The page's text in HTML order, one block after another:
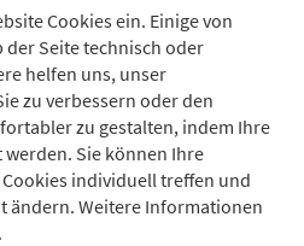
Cookies ein. Einige von
Seite technisch oder
helfen uns, unser
zu verbessern oder den
zu gestalten, indem Ihre
Sie können Ihre
individuell treffen und
ändern. Weitere Informationen
.
Presseanfragen